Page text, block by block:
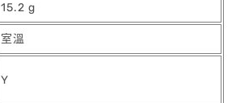
15.2 g
室溫
Y